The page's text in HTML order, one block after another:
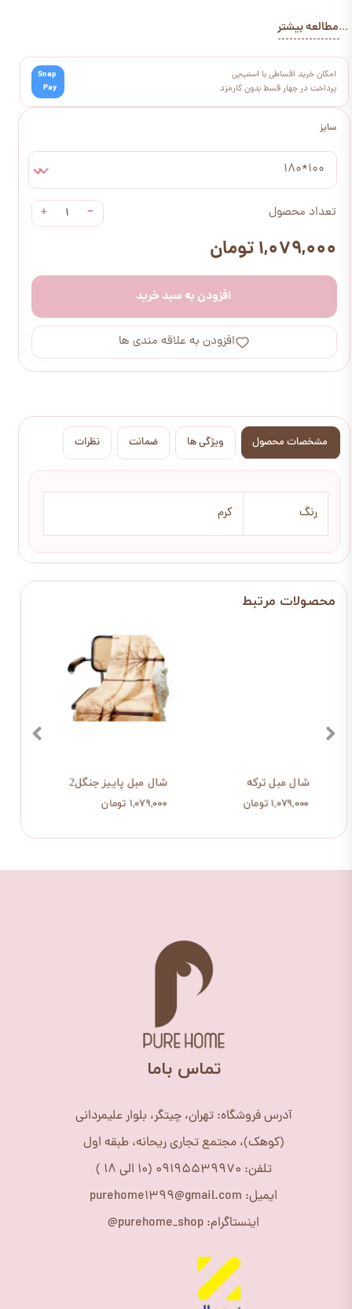
سایز
100*180
تعداد محصول −
+
۱,۰۷۹,۰۰۰ تومان
افزودن به سبد خرید
افزودن به علاقه مندی ها
...مطالعه بیشتر
امکان خرید اقساطی با اسنپ‌پی
پرداخت در چهار قسط بدون کارمزد
Snap
Pay
مشخصات محصول ویژگی ها ضمانت نظرات
رنگ کرم
شال مبل پاییز جنگل2
۱,۰۷۹,۰۰۰ تومان
شال مبل ترکه
۱,۰۷۹,۰۰۰ تومان
​تماس باما
آدرس فروشگاه: تهران، چیتگر، بلوار علیمردانی
(کوهک)، مجتمع تجاری ریحانه، طبقه اول
تلفن: 09195539970 (10 الی 18 )
ایمیل: purehome1399@gmail.com
اینستاگرام: purehome_shop@